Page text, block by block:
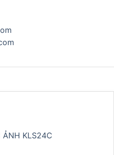
ẢNH KLS24C